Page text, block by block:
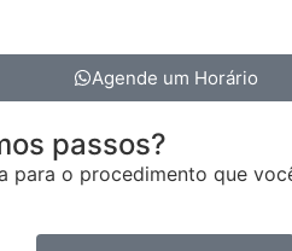
Agende um Horário
passos?
para o procedimento que